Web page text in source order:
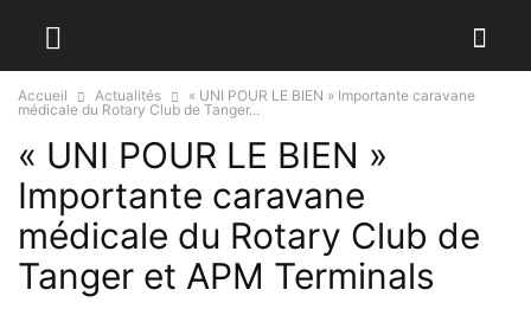
Accueil Actualités
« UNI POUR LE BIEN » Importante caravane
médicale du Rotary Club de Tanger...
« UNI POUR LE BIEN »
Importante caravane
médicale du Rotary Club de
Tanger et APM Terminals